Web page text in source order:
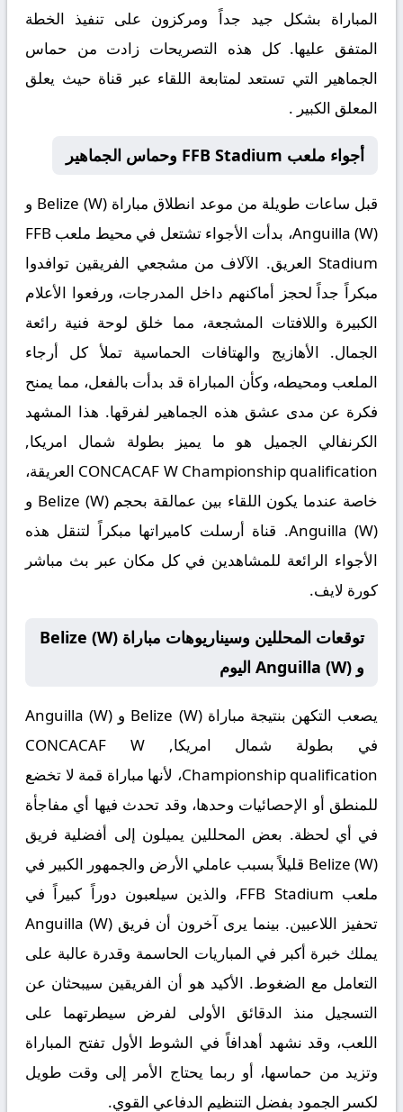
المباراة بشكل جيد جداً ومركزون على تنفيذ الخطة
المتفق عليها. كل هذه التصريحات زادت من حماس
الجماهير التي تستعد لمتابعة اللقاء عبر قناة حيث يعلق
المعلق الكبير .
أجواء ملعب FFB Stadium وحماس الجماهير
قبل ساعات طويلة من موعد انطلاق مباراة
Belize (W) و
Anguilla (W)
، بدأت الأجواء تشتعل في محيط ملعب FFB
Stadium العريق. الآلاف من مشجعي الفريقين توافدوا
مبكراً جداً لحجز أماكنهم داخل المدرجات، ورفعوا الأعلام
الكبيرة واللافتات المشجعة، مما خلق لوحة فنية رائعة
الجمال. الأهازيج والهتافات الحماسية تملأ كل أرجاء
الملعب ومحيطه، وكأن المباراة قد بدأت بالفعل، مما يمنح
فكرة عن مدى عشق هذه الجماهير لفرقها. هذا المشهد
الكرنفالي الجميل هو ما يميز بطولة شمال امريكا,
CONCACAF W Championship qualification العريقة،
خاصة عندما يكون اللقاء بين عمالقة بحجم Belize (W) و
Anguilla (W). قناة أرسلت كاميراتها مبكراً لتنقل هذه
الأجواء الرائعة للمشاهدين في كل مكان عبر بث مباشر
كورة لايف.
توقعات المحللين وسيناريوهات مباراة Belize (W)
و Anguilla (W) اليوم
يصعب التكهن بنتيجة مباراةBelize (W) و Anguilla (W)
في بطولة شمال امريكا, CONCACAF W
Championship qualification، لأنها مباراة قمة لا تخضع
للمنطق أو الإحصائيات وحدها، وقد تحدث فيها أي مفاجأة
في أي لحظة. بعض المحللين يميلون إلى أفضلية فريق
Belize (W) قليلاً بسبب عاملي الأرض والجمهور الكبير في
ملعب FFB Stadium، والذين سيلعبون دوراً كبيراً في
تحفيز اللاعبين. بينما يرى آخرون أن فريق Anguilla (W)
يملك خبرة أكبر في المباريات الحاسمة وقدرة عالبة على
التعامل مع الضغوط. الأكيد هو أن الفريقين سيبحثان عن
التسجيل منذ الدقائق الأولى لفرض سيطرتهما على
اللعب، وقد نشهد أهدافاً في الشوط الأول تفتح المباراة
وتزيد من حماسها، أو ربما يحتاج الأمر إلى وقت طويل
لكسر الجمود بفضل التنظيم الدفاعي القوي.